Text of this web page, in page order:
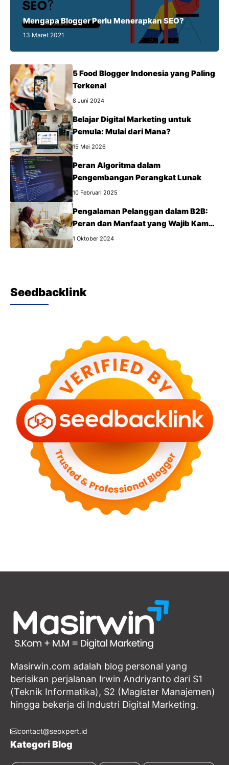
Mengapa Blogger Perlu Menerapkan SEO?
13 Maret 2021
5 Food Blogger Indonesia yang Paling
Terkenal
8 Juni 2024
Belajar Digital Marketing untuk
Pemula: Mulai dari Mana?
15 Mei 2026
Peran Algoritma dalam
Pengembangan Perangkat Lunak
10 Februari 2025
Pengalaman Pelanggan dalam B2B:
Peran dan Manfaat yang Wajib Kamu
Tahu
1 Oktober 2024
Seedbacklink
Masirwin.com adalah blog personal yang
berisikan perjalanan Irwin Andriyanto dari S1
(Teknik Informatika), S2 (Magister Manajemen)
hingga bekerja di Industri Digital Marketing.
contact@seoxpert.id
Kategori Blog